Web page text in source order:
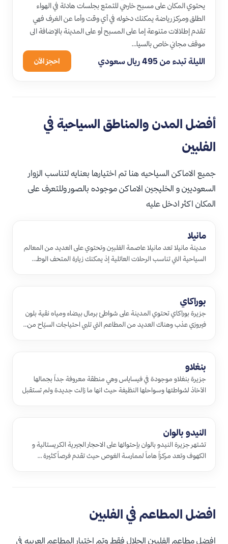
يحتوي المكان على مسبح خارجي للتمتع بجلسات هادئة في الهواء
الطلق ومركز رياضة يمكنك دخوله في أي وقت وأما عن الغرف فهي
تقدم إطلالات متنوعة إما على المسبح أو على المدينة بالإضافة الى
موقف مجاني خاص بالسيا…
الليلة تبدء من 495 ريال سعودي احجز الآن
أفضل المدن والمناطق السياحية في
الفلبين
جميع الاماكن السياحيه هنا تم اختيارها بعنايه لتناسب الزوار
السعوديين و الخليجين الاماكن موجوده بالصور وللتعرف على
المكان اكثر ادخل عليه
مانيلا
مدينة مانيلا تعد مانيلا عاصمة الفلبين وتحتوي على العديد من المعالم
السياحية التي تناسب الرحلات العائلية إذ يمكنك زيارة المتحف الوط…
بوراكاي
جزيرة بوراكاي تحتوي المدينة على شواطئ برمال بيضاء ومياه نقية بلون
فيروزي عذب وهناك العديد من المطاعم التي تلبي احتياجات السيّاح من…
بنغلاو
جزيرة بنغلاو موجودة في فيساياس وهي منطقة معروفة جداً بجمالها
الآخاذ لشواطئها وسواحلها النظيفة حيث انها ما زالت جديدة ولم تستقبل
النيدو بالوان
تشتهر جزيرة النيدو بالوان بإحتوائها على الاحجار الجيرية الكريستالية و
الكهوف وتعد مركزاً هاماً لممارسة الغوص حيث تقدم فرصاً كثيرة …
افضل المطاعم في الفلبين
افضل مطاعم الفلبين الحلال فقط وتم اختيار المطاعم العربيه في